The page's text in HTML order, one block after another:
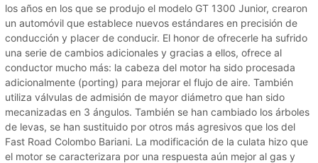
los años en los que se produjo el modelo GT 1300 Junior, crearon
un automóvil que establece nuevos estándares en precisión de
conducción y placer de conducir. El honor de ofrecerle ha sufrido
una serie de cambios adicionales y gracias a ellos, ofrece al
conductor mucho más: la cabeza del motor ha sido procesada
adicionalmente (porting) para mejorar el flujo de aire. También
utiliza válvulas de admisión de mayor diámetro que han sido
mecanizadas en 3 ángulos. También se han cambiado los árboles
de levas, se han sustituido por otros más agresivos que los del
Fast Road Colombo Bariani. La modificación de la culata hizo que
el motor se caracterizara por una respuesta aún mejor al gas y